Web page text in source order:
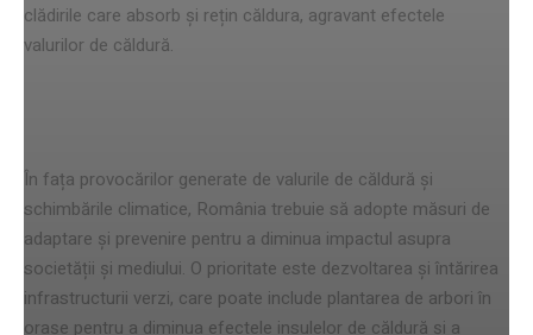
clădirile care absorb și rețin căldura, agravant efectele
valurilor de căldură.
În fața provocărilor generate de valurile de căldură și
schimbările climatice, România trebuie să adopte măsuri de
adaptare și prevenire pentru a diminua impactul asupra
societății și mediului. O prioritate este dezvoltarea și întărirea
infrastructurii verzi, care poate include plantarea de arbori în
orașe pentru a diminua efectele insulelor de căldură și a